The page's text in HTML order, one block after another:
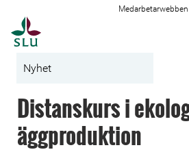
Medarbetarwebben
Nyhet
Distanskurs i
äggproduktion